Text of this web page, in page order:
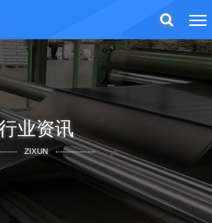
业资讯
ZIXUN